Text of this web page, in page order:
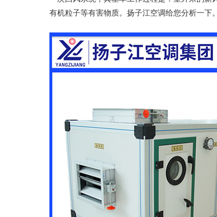
有机粒子等有害物质。扬子江空调给您分析一下